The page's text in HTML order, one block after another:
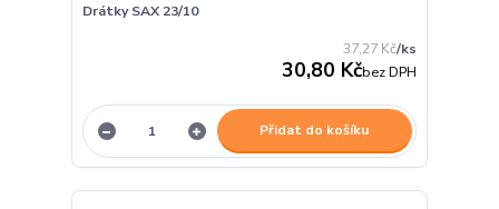
Drátky SAX 23/10
37,27 Kč/ks
30,80 Kčbez DPH
Přidat do košíku